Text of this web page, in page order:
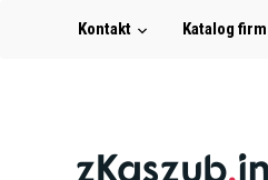
Kontakt Katalog firm